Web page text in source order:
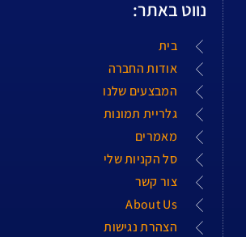
נווט באתר:
בית
אודות החברה
המבצעים שלנו
גלריית תמונות
מאמרים
סל הקניות שלי
צור קשר
About Us
הצהרת נגישות